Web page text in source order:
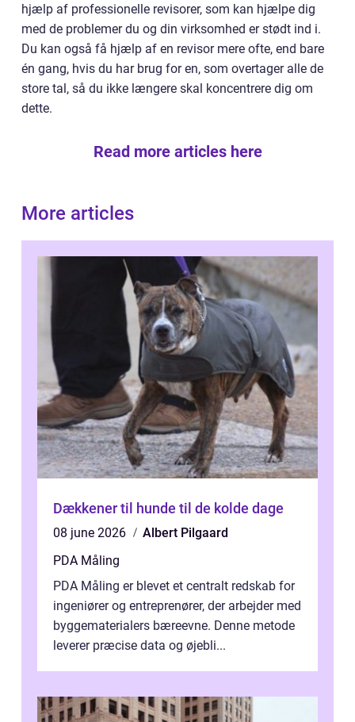
hjælp af professionelle revisorer, som kan hjælpe dig
med de problemer du og din virksomhed er stødt ind i.
Du kan også få hjælp af en revisor mere ofte, end bare
én gang, hvis du har brug for en, som overtager alle de
store tal, så du ikke længere skal koncentrere dig om
dette.
Read more articles here
More articles
Dækkener til hunde til de kolde dage
08 june 2026
Albert Pilgaard
PDA Måling
PDA Måling er blevet et centralt redskab for
ingeniører og entreprenører, der arbejder med
byggematerialers bæreevne. Denne metode
leverer præcise data og øjebli...